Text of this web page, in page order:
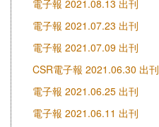
電子報 2021.08.13 出刊
電子報 2021.07.23 出刊
電子報 2021.07.09 出刊
CSR電子報 2021.06.30 出刊
電子報 2021.06.25 出刊
電子報 2021.06.11 出刊